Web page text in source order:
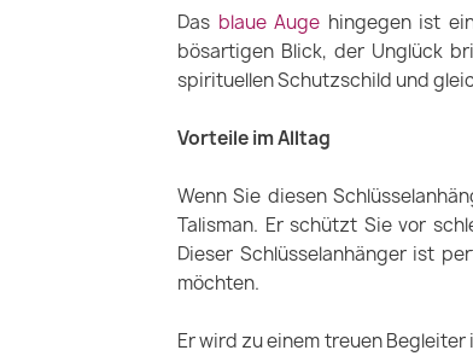
Das blaue Auge hingegen ist
bösartigen Blick, der Unglück
spirituellen Schutzschild und
Vorteile im Alltag
Wenn Sie diesen
Talisman. Er schützt Sie vor
Dieser Schlüsselanhänger ist
möchten.
Er wird zu einem treuen